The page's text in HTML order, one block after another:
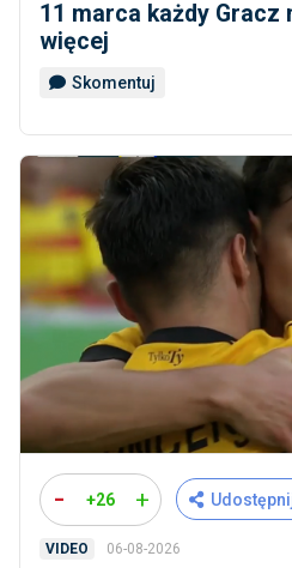
11 marca każdy Gracz
więcej
Skomentuj
- +26 +
VIDEO 06-08-2026